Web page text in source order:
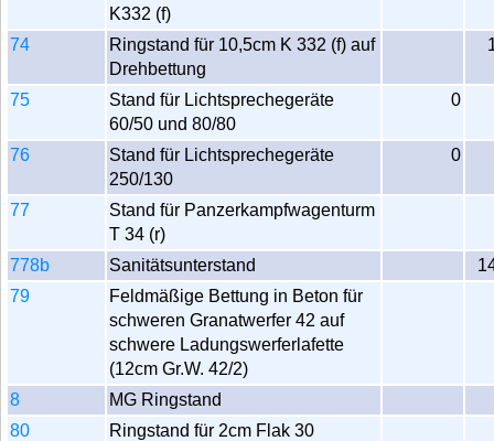
K332 (f)
74
Ringstand für 10,5cm K 332 (f) auf
Drehbettung
75
Stand für Lichtsprechegeräte
60/50 und 80/80
0
76
Stand für Lichtsprechegeräte
250/130
0
77
Stand für Panzerkampfwagenturm
T 34 (r)
778b
Sanitätsunterstand
79
Feldmäßige Bettung in Beton für
schweren Granatwerfer 42 auf
schwere Ladungswerferlafette
(12cm Gr.W. 42/2)
8
MG Ringstand
80
Ringstand für 2cm Flak 30